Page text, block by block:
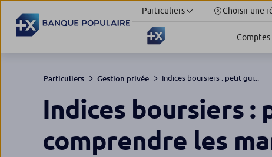
Particuliers Choisir une
Comptes
Particuliers Gestion privée Indices boursiers : petit gui...
Indices boursiers
comprendre les